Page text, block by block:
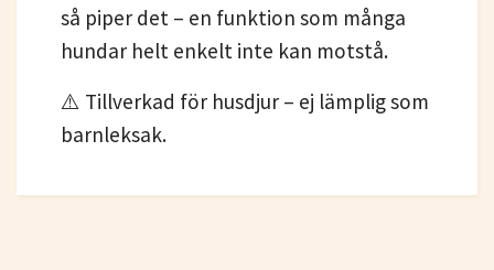
så piper det – en funktion som många
hundar helt enkelt inte kan motstå.
⚠️ Tillverkad för husdjur – ej lämplig som
barnleksak.